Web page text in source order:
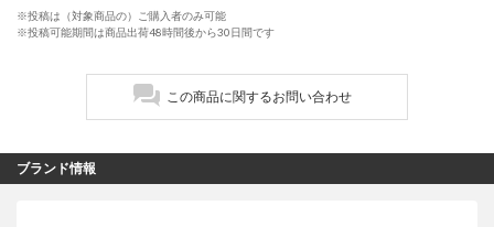
※投稿は（対象商品の）ご購入者のみ可能
※投稿可能期間は商品出荷48時間後から30日間です
この商品に関するお問い合わせ
ブランド情報